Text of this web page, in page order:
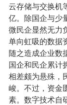
云存储与交换机
亿。除国企与少
微民企显然无力
单向虹吸的数据
随之造成企业数
国企和民企累计
相差颇为悬殊，
峻。不过，资金
素。数字技术自